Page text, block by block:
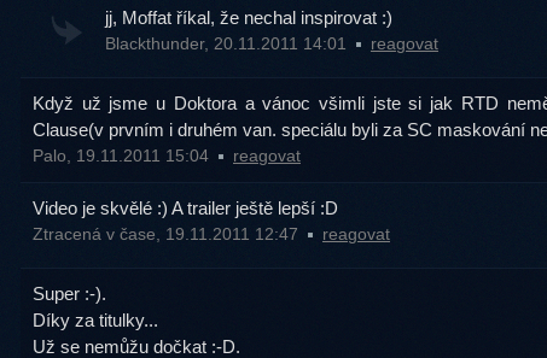
jj, Moffat říkal, že nechal inspirovat :)
Blackthunder, 20.11.2011 14:01 reagovat
Když už jsme u Doktora a vánoc všimli jste si jak RTD
Clause(v prvním i druhém van. speciálu byli za SC maskování
Palo, 19.11.2011 15:04 reagovat
Video je skvělé :) A trailer ještě lepší :D
Ztracená v čase, 19.11.2011 12:47 reagovat
Super :-).
Díky za titulky...
Už se nemůžu dočkat :-D.